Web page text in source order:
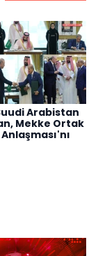
Arabistan
Mekke Ortak